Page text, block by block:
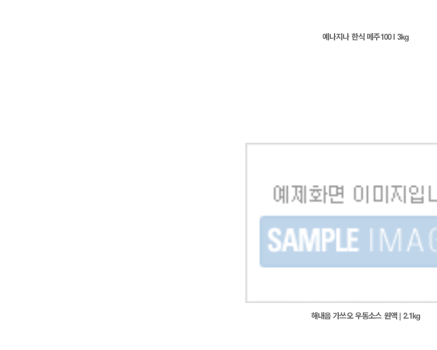
예나지나 한식 메주100 l 3kg
해내음 가쓰오 우동소스 원액 | 2.1kg